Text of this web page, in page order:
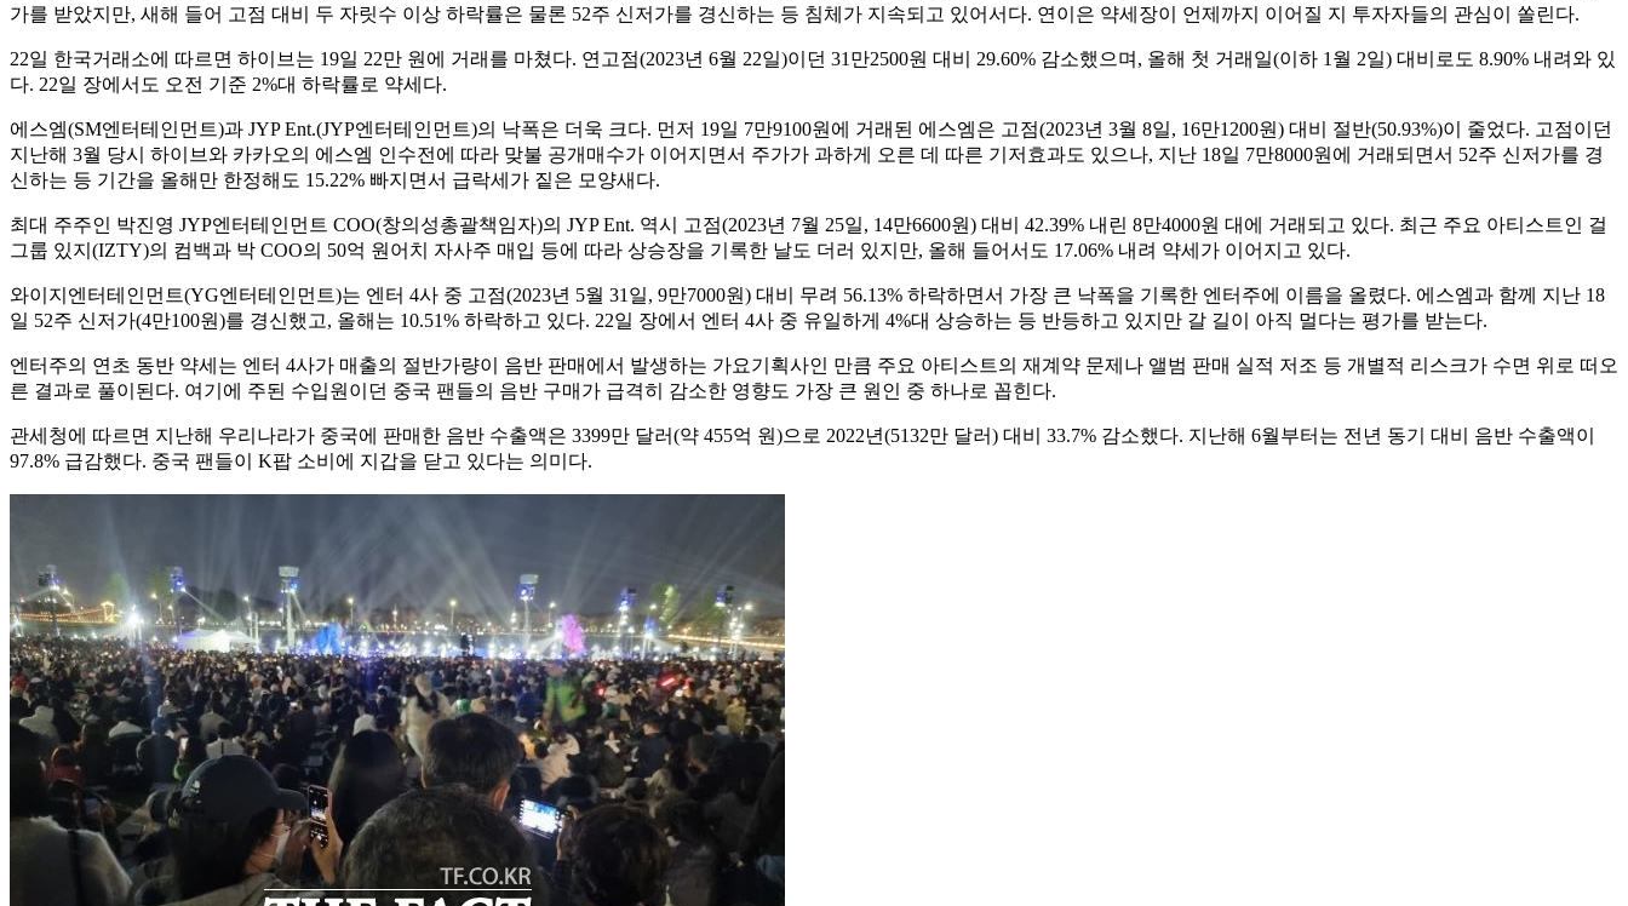
가를 받았지만, 새해 들어 고점 대비 두 자릿수 이상 하락률은 물론 52주 신저가를 경신하는 등 침체가 지속되고 있어서다. 연이은 약세장이 언제까지 이어질 지 투자자들의 관심이 쏠린다.
22일 한국거래소에 따르면 하이브는 19일 22만 원에 거래를 마쳤다. 연고점(2023년 6월 22일)이던 31만2500원 대비 29.60% 감소했으며, 올해 첫 거래일(이하 1월 2일) 대비로도 8.90% 내려와 있
다. 22일 장에서도 오전 기준 2%대 하락률로 약세다.
에스엠(SM엔터테인먼트)과 JYP Ent.(JYP엔터테인먼트)의 낙폭은 더욱 크다. 먼저 19일 7만9100원에 거래된 에스엠은 고점(2023년 3월 8일, 16만1200원) 대비 절반(50.93%)이 줄었다. 고점이던
지난해 3월 당시 하이브와 카카오의 에스엠 인수전에 따라 맞불 공개매수가 이어지면서 주가가 과하게 오른 데 따른 기저효과도 있으나, 지난 18일 7만8000원에 거래되면서 52주 신저가를 경
신하는 등 기간을 올해만 한정해도 15.22% 빠지면서 급락세가 짙은 모양새다.
최대 주주인 박진영 JYP엔터테인먼트 COO(창의성총괄책임자)의 JYP Ent. 역시 고점(2023년 7월 25일, 14만6600원) 대비 42.39% 내린 8만4000원 대에 거래되고 있다. 최근 주요 아티스트인 걸
그룹 있지(IZTY)의 컴백과 박 COO의 50억 원어치 자사주 매입 등에 따라 상승장을 기록한 날도 더러 있지만, 올해 들어서도 17.06% 내려 약세가 이어지고 있다.
와이지엔터테인먼트(YG엔터테인먼트)는 엔터 4사 중 고점(2023년 5월 31일, 9만7000원) 대비 무려 56.13% 하락하면서 가장 큰 낙폭을 기록한 엔터주에 이름을 올렸다. 에스엠과 함께 지난 18
일 52주 신저가(4만100원)를 경신했고, 올해는 10.51% 하락하고 있다. 22일 장에서 엔터 4사 중 유일하게 4%대 상승하는 등 반등하고 있지만 갈 길이 아직 멀다는 평가를 받는다.
엔터주의 연초 동반 약세는 엔터 4사가 매출의 절반가량이 음반 판매에서 발생하는 가요기획사인 만큼 주요 아티스트의 재계약 문제나 앨범 판매 실적 저조 등 개별적 리스크가 수면 위로 떠오
른 결과로 풀이된다. 여기에 주된 수입원이던 중국 팬들의 음반 구매가 급격히 감소한 영향도 가장 큰 원인 중 하나로 꼽힌다.
관세청에 따르면 지난해 우리나라가 중국에 판매한 음반 수출액은 3399만 달러(약 455억 원)으로 2022년(5132만 달러) 대비 33.7% 감소했다. 지난해 6월부터는 전년 동기 대비 음반 수출액이
97.8% 급감했다. 중국 팬들이 K팝 소비에 지갑을 닫고 있다는 의미다.